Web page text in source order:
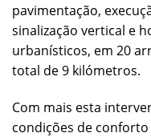
pavimentação,
sinalização vertical e
urbanísticos, em 20
total de 9 kilómetros.
Com mais esta
condições de